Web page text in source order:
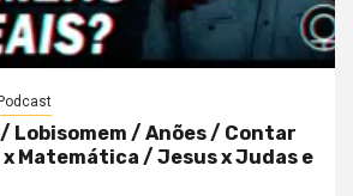
Lobisomem / Anões / Contar
Matemática / Jesus x Judas e